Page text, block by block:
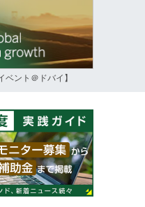
ベント＠ドバイ】